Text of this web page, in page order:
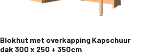
Blokhut met overkapping Kapschuur
dak 300 x 250 + 350cm